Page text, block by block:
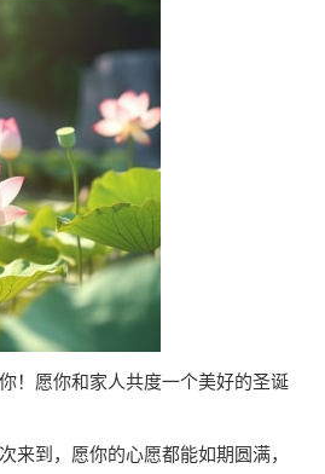
！愿你和家人共度一个美好的圣诞
来到，愿你的心愿都能如期圆满，